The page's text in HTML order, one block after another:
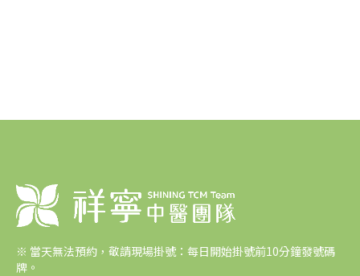
※ 當天無法預約，敬請現場掛號：每日開始掛號前10分鐘發號碼
牌。